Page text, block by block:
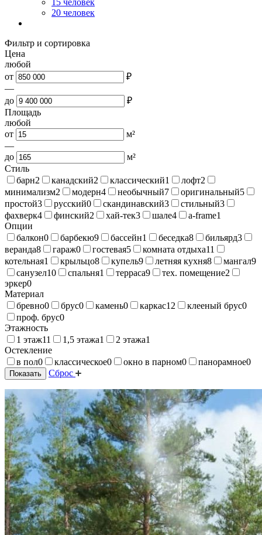
20 человек
Фильтр и сортировка
Цена
любой
от
₽
—
до
₽
Площадь
любой
от
м²
—
до
м²
Стиль
барн2 канадский2 классический1 лофт2
минимализм2 модерн4 необычный7 оригинальный5
простой3 русский0 скандинавский3 стильный3
фахверк4 финский2 хай-тек3 шале4 a-frame1
Опции
балкон0 барбекю9 бассейн1 беседка8 бильярд3
веранда8 гараж0 гостевая5 комната отдыха11
котельная1 крыльцо8 купель9 летняя кухня8 мангал9
санузел10 спальня1 терраса9 тех. помещение2
эркер0
Материал
бревно0 брус0 камень0 каркас12 клееный брус0
проф. брус0
Этажность
1 этаж11 1,5 этажа1 2 этажа1
Остекление
в пол0 классическое0 окно в парном0 панорамное0
Показать Сброс